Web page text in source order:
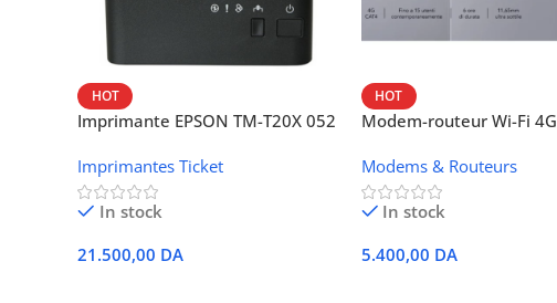
HOT
Imprimante EPSON TM-T20X 052
Imprimantes Ticket
In stock
21.500,00 DA
HOT
Modem-routeur Wi-Fi 4G
Modems & Routeurs
In stock
5.400,00 DA